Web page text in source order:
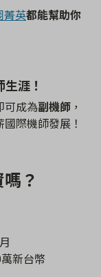
菁英都能幫助你
涯！
可成為副機師 ，
國際機師發展！
？
月
萬新台幣